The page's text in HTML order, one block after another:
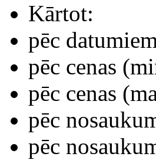
Kārtot:
pēc
pēc cenas
pēc cenas
pēc
pēc